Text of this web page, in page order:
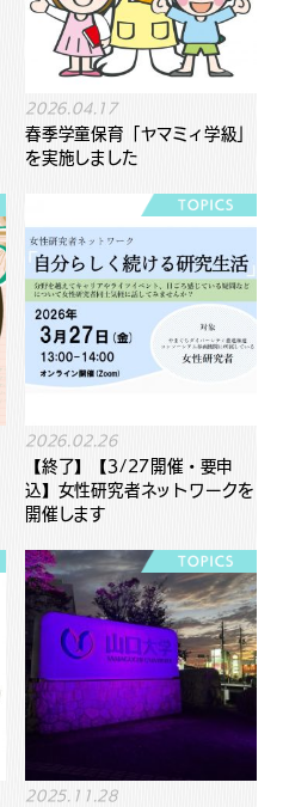
2026.04.17
春季学童保育「ヤマミィ学級」
を実施しました
2026.02.26
【終了】【3/27開催・要申
込】女性研究者ネットワークを
開催します
2025.11.28